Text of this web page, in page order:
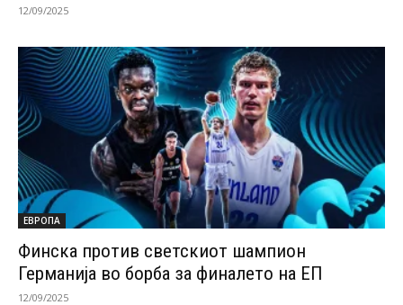
12/09/2025
ЕВРОПА
Финска против светскиот шампион
Германија во борба за финалето на ЕП
12/09/2025